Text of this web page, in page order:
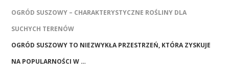
OGRÓD SUSZOWY – CHARAKTERYSTYCZNE ROŚLINY DLA
SUCHYCH TERENÓW
OGRÓD SUSZOWY TO NIEZWYKŁA PRZESTRZEŃ, KTÓRA ZYSKUJE
NA POPULARNOŚCI W …